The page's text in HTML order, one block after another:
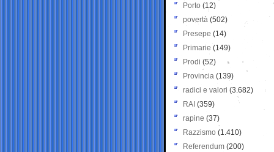
Porto (12)
povertà (502)
Presepe (14)
Primarie (149)
Prodi (52)
Provincia (139)
radici e valori (3.682)
RAI (359)
rapine (37)
Razzismo (1.410)
Referendum (200)